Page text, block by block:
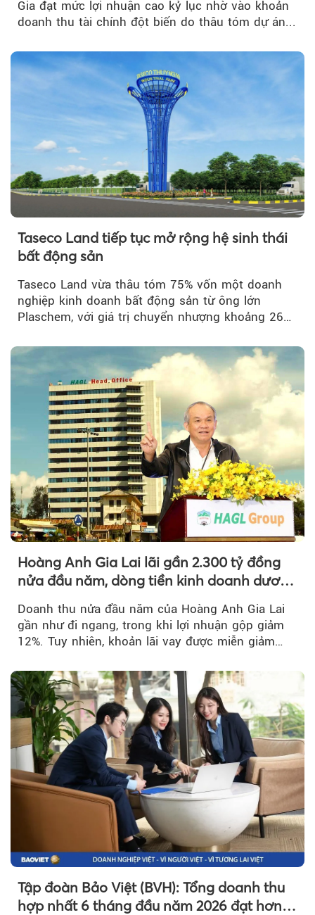
Gia đạt mức lợi nhuận cao kỷ lục nhờ vào khoản
doanh thu tài chính đột biến do thâu tóm dự án...
Taseco Land tiếp tục mở rộng hệ sinh thái
bất động sản
Taseco Land vừa thâu tóm 75% vốn một doanh
nghiệp kinh doanh bất động sản từ ông lớn
Plaschem, với giá trị chuyển nhượng khoảng 262
Hoàng Anh Gia Lai lãi gần 2.300 tỷ đồng
nửa đầu năm, dòng tiền kinh doanh dương
Doanh thu nửa đầu năm của Hoàng Anh Gia Lai
gần như đi ngang, trong khi lợi nhuận gộp giảm
12%. Tuy nhiên, khoản lãi vay được miễn giảm
Tập đoàn Bảo Việt (BVH): Tổng doanh thu
hợp nhất 6 tháng đầu năm 2026 đạt hơn